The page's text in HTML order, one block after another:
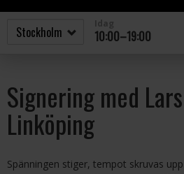
10:00–19:00
Signering med
Linköping
Spänningen stiger, tempot skruvas